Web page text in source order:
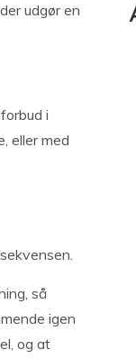
udgør en
i
eller med
så
igen
og at